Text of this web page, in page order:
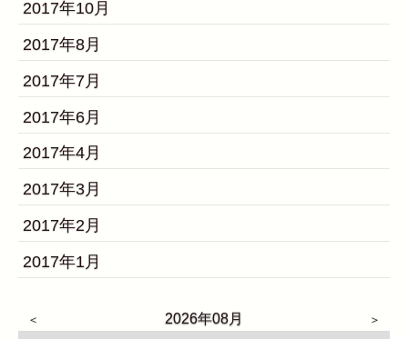
2017年10月
2017年8月
2017年7月
2017年6月
2017年4月
2017年3月
2017年2月
2017年1月
2026年08月